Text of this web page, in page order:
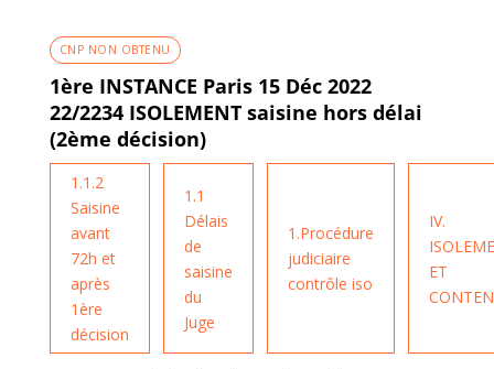
CNP NON OBTENU
1ère INSTANCE Paris 15 Déc 2022
22/2234 ISOLEMENT saisine hors délai
(2ème décision)
1.1.2
Saisine
avant
72h et
après
1ère
décision
1.1
Délais
de
saisine
du
Juge
1.Procédure
judiciaire
contrôle iso
IV.
ET